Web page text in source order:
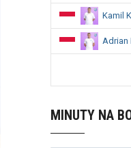
Kamil
Adrian
MINUTY NA